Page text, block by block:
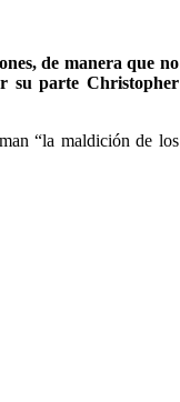
de manera que no
su parte Christopher
“la maldición de los